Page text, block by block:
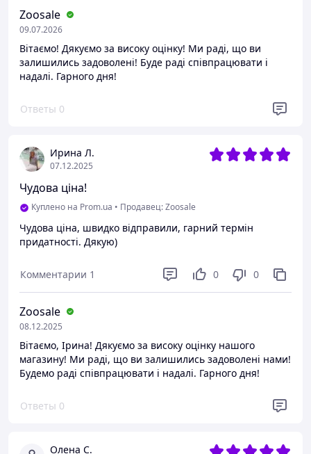
Zoosale
09.07.2026
Вітаємо! Дякуємо за високу оцінку! Ми раді, що ви
залишились задоволені! Буде раді співпрацювати і
надалі. Гарного дня!
Ответы 0
Ирина Л.
07.12.2025
Чудова ціна!
Куплено на Prom.ua • Продавец: Zoosale
Чудова ціна, швидко відправили, гарний термін
придатності. Дякую)
Комментарии 1 0 0
Zoosale
08.12.2025
Вітаємо, Ірина! Дякуємо за високу оцінку нашого
магазину! Ми раді, що ви залишились задоволені нами!
Будемо раді співпрацювати і надалі. Гарного дня!
Ответы 0
Олена С.